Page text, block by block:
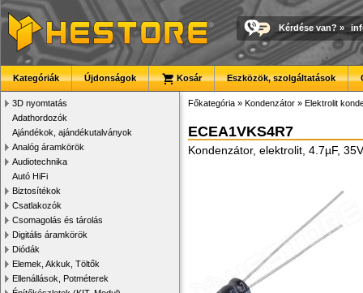
Kérdése van? »
Kategóriák Újdonságok Kosár Eszközök, szolgáltatások
3D nyomtatás
Adathordozók
Ajándékok, ajándékutalványok
Analóg áramkörök
Audiotechnika
Autó HiFi
Biztosítékok
Csatlakozók
Csomagolás és tárolás
Digitális áramkörök
Diódák
Elemek, Akkuk, Töltők
Ellenállások, Potméterek
Főkategória » Kondenzátor » Elektrolit
ECEA1VKS4R7
Kondenzátor, elektrolit, 4.7µF,